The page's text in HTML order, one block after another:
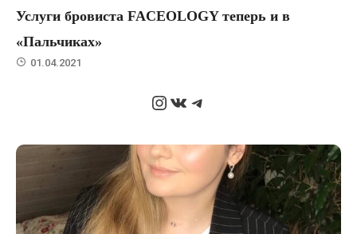
Услуги бровиста FACEOLOGY теперь и в
«Пальчиках»
01.04.2021
Instagram
ВКонтакте
Telegram